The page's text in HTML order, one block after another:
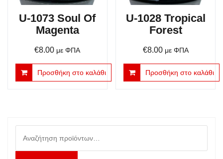
U-1073 Soul Of
Magenta
€8.00 με ΦΠΑ
Προσθήκη στο καλάθι
U-1028 Tropical
Forest
€8.00 με ΦΠΑ
Προσθήκη στο καλάθι
για: